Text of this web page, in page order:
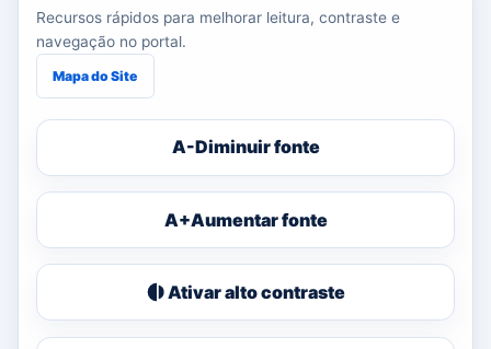
Recursos rápidos para melhorar leitura, contraste e
navegação no portal.
Mapa do Site
A-Diminuir fonte
A+Aumentar fonte
Ativar alto contraste